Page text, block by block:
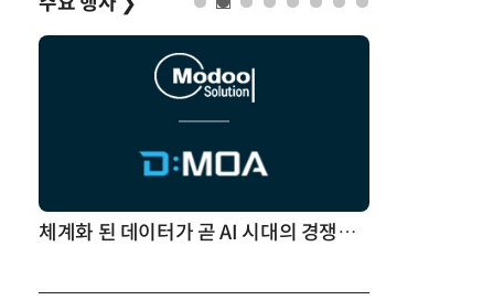
체계화 된 데이터가 곧 AI 시대의 경쟁력이다